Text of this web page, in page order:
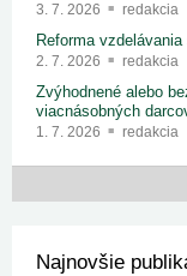
3. 7. 2026 redakcia
Reforma
2. 7. 2026 redakcia
Zvýhodnené alebo
viacnásobných
1. 7. 2026 redakcia
Najnovšie